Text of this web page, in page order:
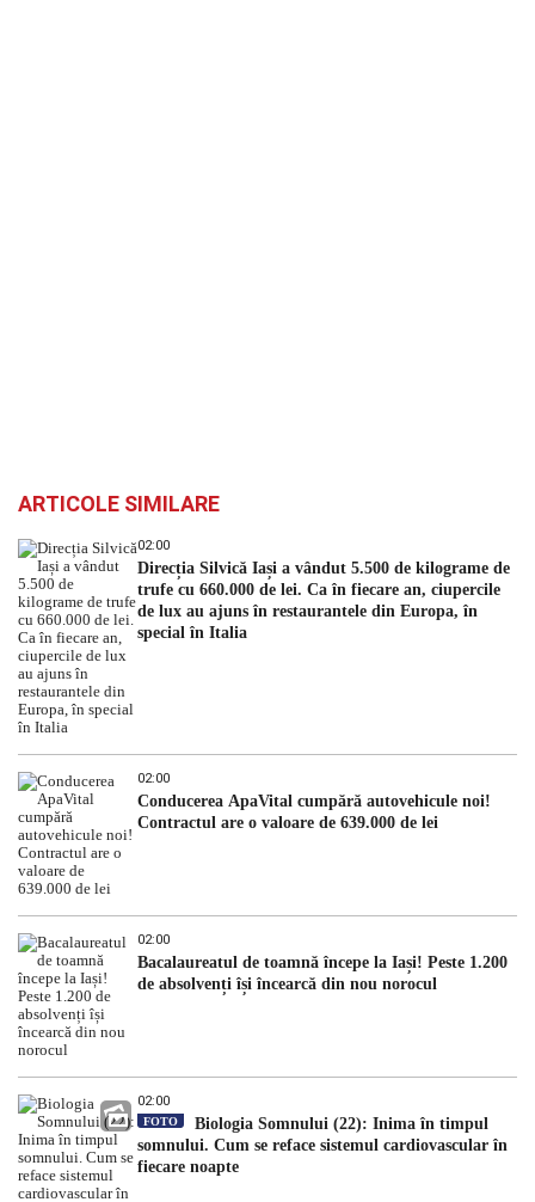
ARTICOLE SIMILARE
02:00
Direcția Silvică Iași a vândut 5.500 de kilograme de
trufe cu 660.000 de lei. Ca în fiecare an, ciupercile
de lux au ajuns în restaurantele din Europa, în
special în Italia
02:00
Conducerea ApaVital cumpără autovehicule noi!
Contractul are o valoare de 639.000 de lei
02:00
Bacalaureatul de toamnă începe la Iași! Peste 1.200
de absolvenți își încearcă din nou norocul
02:00
FOTO
Biologia Somnului (22): Inima în timpul
somnului. Cum se reface sistemul cardiovascular în
fiecare noapte